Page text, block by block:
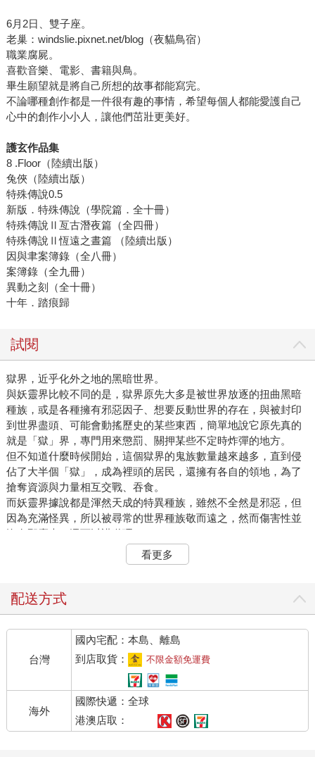
6月2日、雙子座。
老巢：windslie.pixnet.net/blog（夜貓鳥宿）
職業腐屍。
喜歡音樂、電影、書籍與鳥。
畢生願望就是將自己所想的故事都能寫完。
不論哪種創作都是一件很有趣的事情，希望每個人都能愛護自己
心中的創作小小人，讓他們茁壯更美好。
護玄作品集
8 .Floor（陸續出版）
兔俠（陸續出版）
特殊傳說0.5
新版．特殊傳說（學院篇．全十冊）
特殊傳說Ⅱ亙古潛夜篇（全四冊）
特殊傳說Ⅱ恆遠之晝篇 （陸續出版）
因與聿案簿錄（全八冊）
案簿錄（全九冊）
異動之刻（全十冊）
十年．踏痕歸
試閱
獄界，近乎化外之地的黑暗世界。
與妖靈界比較不同的是，獄界原先大多是被世界放逐的扭曲黑暗
種族，或是各種擁有邪惡因子、想要反動世界的存在，與被封印
到世界盡頭、可能會動搖歷史的某些東西，簡單地說它原先真的
就是「獄」界，專門用來懲罰、關押某些不定時炸彈的地方。
但不知道什麼時候開始，這個獄界的鬼族數量越來越多，直到侵
佔了大半個「獄」，成為裡頭的居民，還擁有各自的領地，為了
搶奪資源與力量相互交戰、吞食。
而妖靈界據說都是渾然天成的特異種族，雖然不全然是邪惡，但
因為充滿怪異，所以被尋常的世界種族敬而遠之，然而傷害性並
沒有那麼大，還可以講道理。
對，沒錯，現在我們就走在不能講道理的獄界當中。
「所以這裡是鬼族大本營？」我看著還存有一點良心、正在為我
不、不對，這些人傷的傷、弱的弱，為什麼要突然衝到這種地方
來？如果沒有搞錯，他們現在應該去的地方根本是靜養中心，難
道這裡有嗎！
我看著在前面帶路的奇異女性，其實我已經很確定她應該就是鬼
族沒錯了，但是在場完全沒有人挑明說，我當然也不敢說什麼。
「是的，正確地說，我們正走在通往鬼王住所的路途上。」夏碎
學長以很平常的態度告訴我：「別擔心，這裡並不會有害。」
……
看更多
配送方式
台灣
國內宅配：本島、離島
到店取貨：
不限金額免運費
海外
國際快遞：全球
港澳店取：